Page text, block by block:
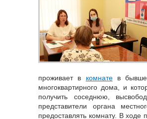
проживает в комнатев
многоквартирного дома, и
получить соседнюю,
представители органа
предоставлять комнату. В